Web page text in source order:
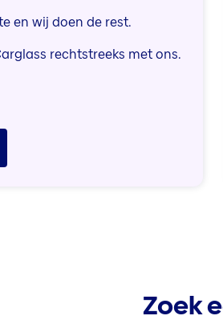
en wij doen de rest.
rechtstreeks met ons.
Zoek